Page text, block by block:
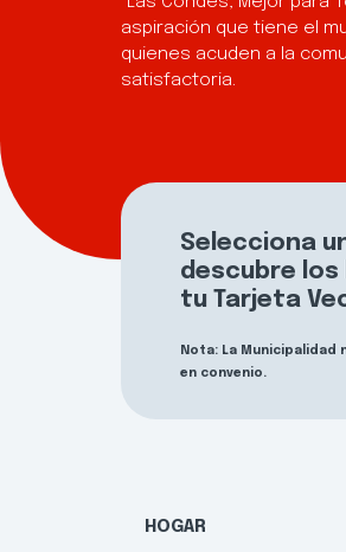
aspiración que tiene el
quienes acuden a la
satisfactoria.
Selecciona
descubre
tu Tarjeta
Nota: La
en convenio.
HOGAR